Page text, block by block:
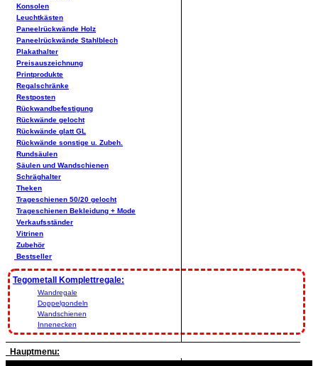
Konsolen
Leuchtkästen
Paneelrückwände Holz
Paneelrückwände Stahlblech
Plakathalter
Preisauszeichnung
Printprodukte
Regalschränke
Restposten
Rückwandbefestigung
Rückwände gelocht
Rückwände glatt GL
Rückwände sonstige u. Zubeh.
Rundsäulen
Säulen und Wandschienen
Schräghalter
Theken
Trageschienen 50/20 gelocht
Trageschienen Bekleidung + Mode
Verkaufsständer
Vitrinen
Zubehör
Bestseller
Tegometall Komplettregale:
Wandregale
Doppelgondeln
Wandschienen
Innenecken
Hauptmenu: